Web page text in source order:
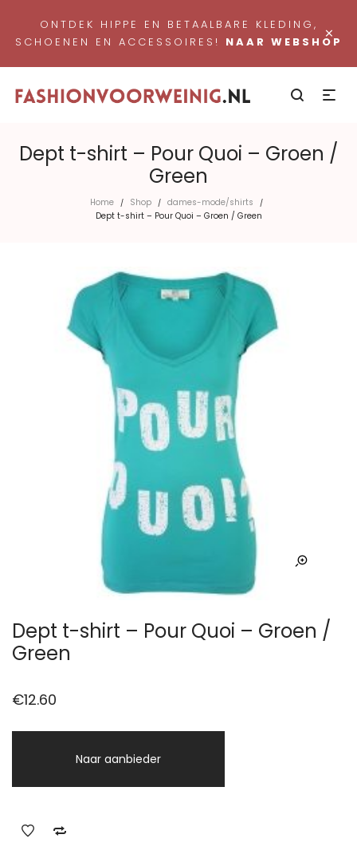
×
ONTDEK HIPPE EN BETAALBARE KLEDING,
SCHOENEN EN ACCESSOIRES! NAAR WEBSHOP
Dept t-shirt – Pour Quoi – Groen /
Green
Home / Shop / dames-mode/shirts /
Dept t-shirt – Pour Quoi – Groen / Green
Dept t-shirt – Pour Quoi – Groen /
Green
€12.60
Naar aanbieder